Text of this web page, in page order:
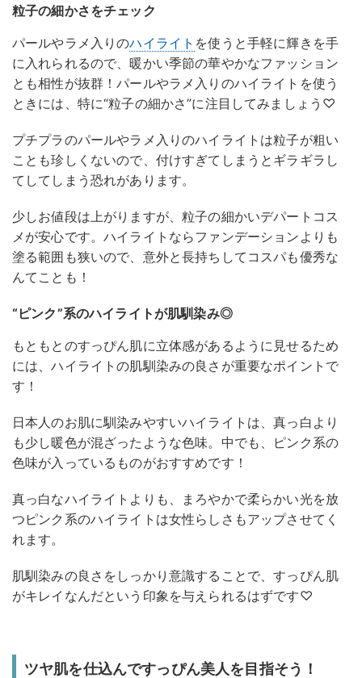
粒子の細かさをチェック
パールやラメ入りのハイライト を使うと手軽に輝きを手
に入れられるので、暖かい季節の華やかなファッション
とも相性が抜群！パールやラメ入りのハイライトを使う
ときには、特に“粒子の細かさ”に注目してみましょう♡
プチプラのパールやラメ入りのハイライトは粒子が粗い
ことも珍しくないので、付けすぎてしまうとギラギラし
てしてしまう恐れがあります。
少しお値段は上がりますが、粒子の細かいデパートコス
メが安心です。ハイライトならファンデーションよりも
塗る範囲も狭いので、意外と長持ちしてコスパも優秀な
んてことも！
“ピンク”系のハイライトが肌馴染み◎
もともとのすっぴん肌に立体感があるように見せるため
には、ハイライトの肌馴染みの良さが重要なポイントで
す！
日本人のお肌に馴染みやすいハイライトは、真っ白より
も少し暖色が混ざったような色味。中でも、ピンク系の
色味が入っているものがおすすめです！
真っ白なハイライトよりも、まろやかで柔らかい光を放
つピンク系のハイライトは女性らしさもアップさせてく
れます。
肌馴染みの良さをしっかり意識することで、すっぴん肌
がキレイなんだという印象を与えられるはずです♡
ツヤ肌を仕込んですっぴん美人を目指そう！